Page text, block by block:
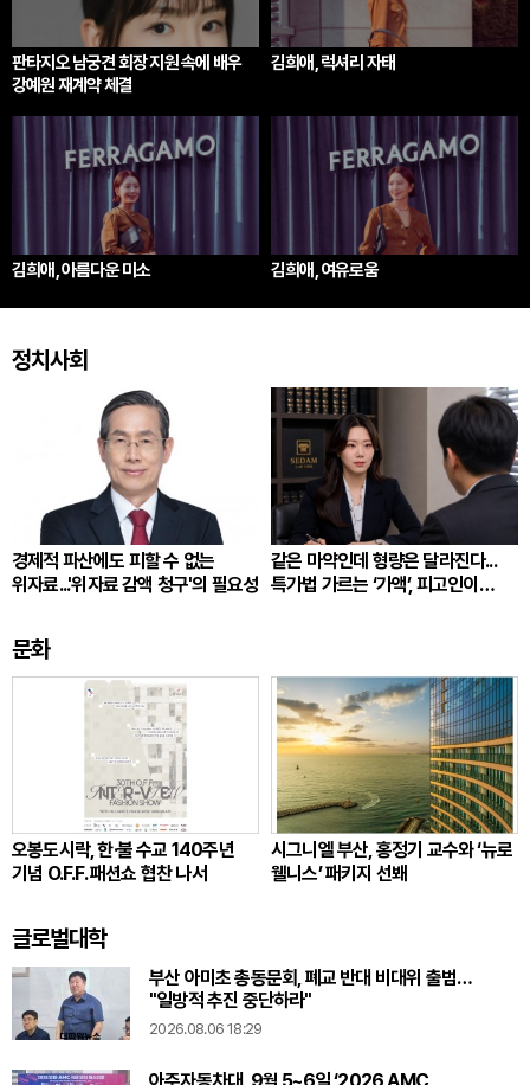
판타지오 남궁견 회장 지원 속에 배우
강예원 재계약 체결
김희애, 럭셔리 자태
김희애, 아름다운 미소 김희애, 여유로움
정치사회
경제적 파산에도 피할 수 없는
위자료...'위자료 감액 청구'의 필요성
같은 마약인데 형량은 달라진다...
특가법 가르는 ‘가액’, 피고인이
문화
오봉도시락, 한·불 수교 140주년
기념 O.F.F. 패션쇼 협찬 나서
시그니엘 부산, 홍정기 교수와 ‘뉴로
웰니스’ 패키지 선봬
글로벌대학
부산 아미초 총동문회, 폐교 반대 비대위 출범…
"일방적 추진 중단하라"
2026.08.06 18:29